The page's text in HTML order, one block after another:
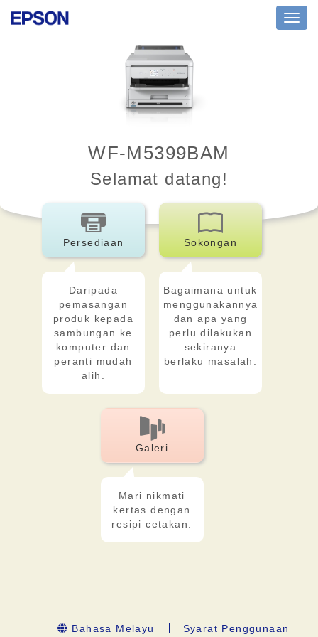
WF-M5399BAM
Selamat datang!
Persediaan
Daripada
pemasangan
produk kepada
sambungan ke
komputer dan
peranti mudah
alih.
Sokongan
Bagaimana untuk
menggunakannya
dan apa yang
perlu dilakukan
sekiranya
berlaku masalah.
Galeri
Mari nikmati
kertas dengan
resipi cetakan.
Bahasa Melayu Syarat Penggunaan